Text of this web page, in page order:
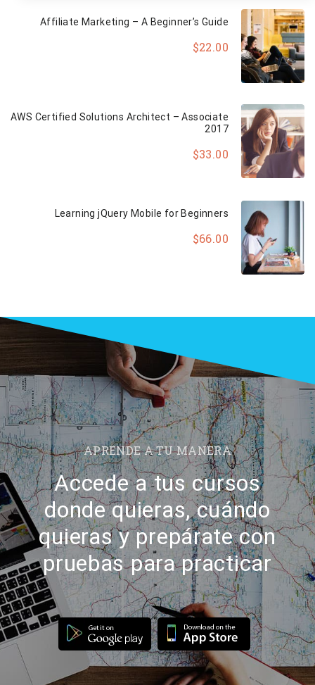
Affiliate Marketing – A Beginner’s Guide
$22.00
AWS Certified Solutions Architect – Associate
2017
$33.00
Learning jQuery Mobile for Beginners
$66.00
APRENDE A TU MANERA
Accede a tus cursos
donde quieras, cuándo
quieras y prepárate con
pruebas para practicar